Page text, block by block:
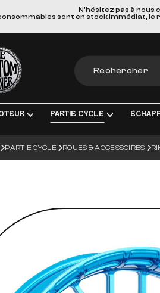
N'hésitez pas à
sont en stock immédiat,
Corner
& PIÈCES DE RECHANGE
PARTIE CYCLE
TRANSMISSION FINALE
ROUES & ACCESSOIRES
GUIDONS ET COMMANDES
SELLES & SISSYBARS
LIGNES
MATERIEL DE
PARTIE CYCLE ROUES & ACCESSOIRES